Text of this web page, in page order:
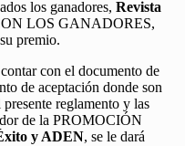
los ganadores, Revista
LOS GANADORES,
premio.
con el documento de
de aceptación donde son
reglamento y las
de la PROMOCIÓN
y ADEN, se le dará